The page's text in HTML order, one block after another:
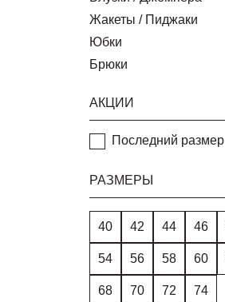
Жакеты / Пиджаки
Юбки
Брюки
АКЦИИ
Последний размер
РАЗМЕРЫ
40 42 44 46
54 56 58 60
68 70 72 74